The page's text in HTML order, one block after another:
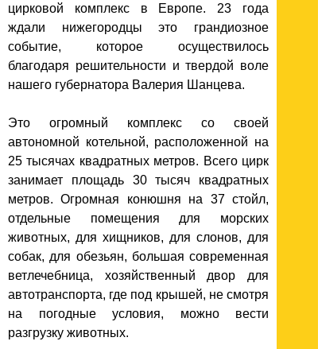
цирковой комплекс в Европе. 23 года
ждали нижегородцы это грандиозное
событие, которое осуществилось
благодаря решительности и твердой воле
нашего губернатора Валерия Шанцева.
Это огромный комплекс со своей
автономной котельной, расположенной на
25 тысячах квадратных метров. Всего цирк
занимает площадь 30 тысяч квадратных
метров. Огромная конюшня на 37 стойл,
отдельные помещения для морских
животных, для хищников, для слонов, для
собак, для обезьян, большая современная
ветлечебница, хозяйственный двор для
автотранспорта, где под крышей, не смотря
на погодные условия, можно вести
разгрузку животных.